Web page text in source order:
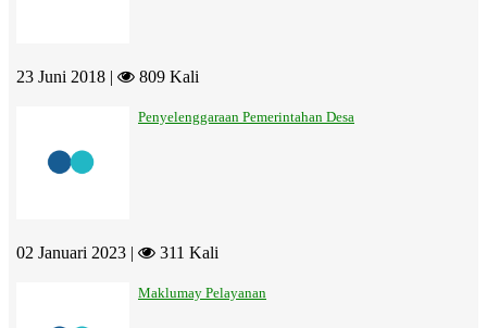
23 Juni 2018 | 809 Kali
Penyelenggaraan Pemerintahan Desa
02 Januari 2023 | 311 Kali
Maklumay Pelayanan